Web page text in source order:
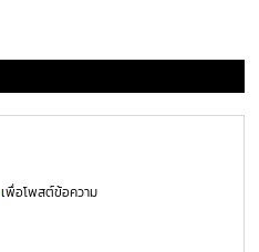
เพื่อโพสต์ข้อความ